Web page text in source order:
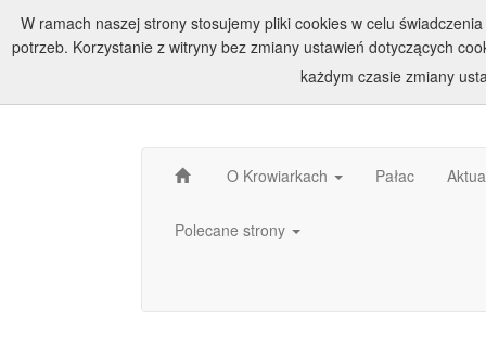
O Krowiarkach Pałac
Polecane strony
W ramach naszej strony stosujemy pliki cookies w celu
potrzeb. Korzystanie z witryny bez zmiany ustawień dotyczących
każdym czasie zmiany